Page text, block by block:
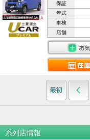
保証
年式
車検
店舗
系列店情報